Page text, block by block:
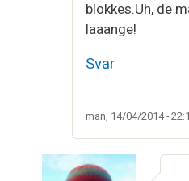
blokkes.Uh, de
laaange!
Svar
man, 14/04/2014 -